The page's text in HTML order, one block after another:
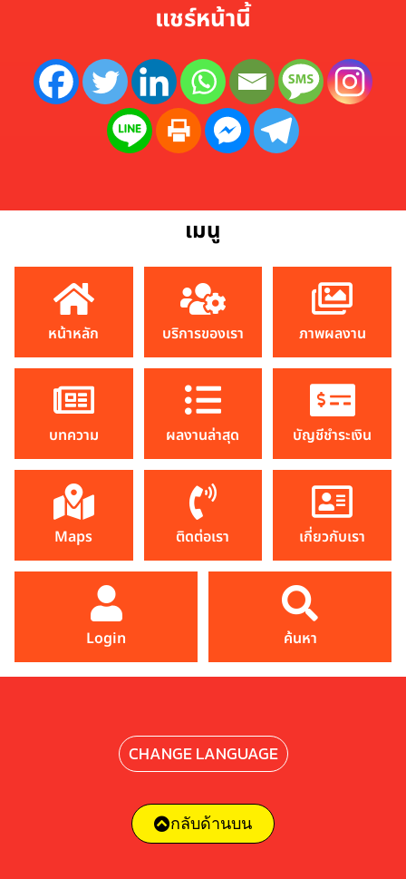
แชร์หน้านี้
เมนู
หน้าหลัก บริการของเรา ภาพผลงาน
บทความ ผลงานล่าสุด บัญชีชำระเงิน
Maps ติดต่อเรา เกี่ยวกับเรา
Login ค้นหา
CHANGE LANGUAGE
กลับด้านบน